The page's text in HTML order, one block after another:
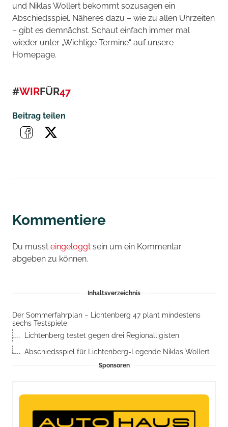
und Niklas Wollert bekommt sozusagen ein
Abschiedsspiel. Näheres dazu – wie zu allen Uhrzeiten
– gibt es demnächst. Schaut einfach immer mal
wieder unter „Wichtige Termine“ auf unsere
Homepage.
#WIRFÜR47
Beitrag teilen
Kommentiere
Du musst eingeloggt sein um ein Kommentar
abgeben zu können.
Inhaltsverzeichnis
Der Sommerfahrplan – Lichtenberg 47 plant mindestens
sechs Testspiele
Lichtenberg testet gegen drei Regionalligisten
Abschiedsspiel für Lichtenberg-Legende Niklas Wollert
Sponsoren